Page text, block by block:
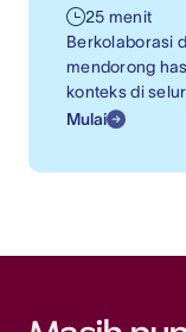
25 menit
Berkolaborasi
mendorong
konteks di
Mulai